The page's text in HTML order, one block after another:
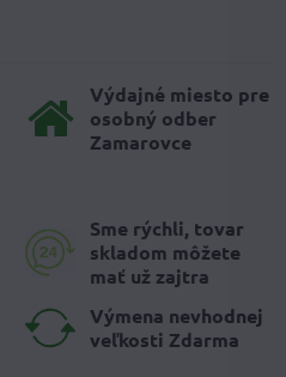
Výdajné miesto pre
osobný odber
Zamarovce
Sme rýchli, tovar
skladom môžete
mať už zajtra
Výmena nevhodnej
veľkosti Zdarma